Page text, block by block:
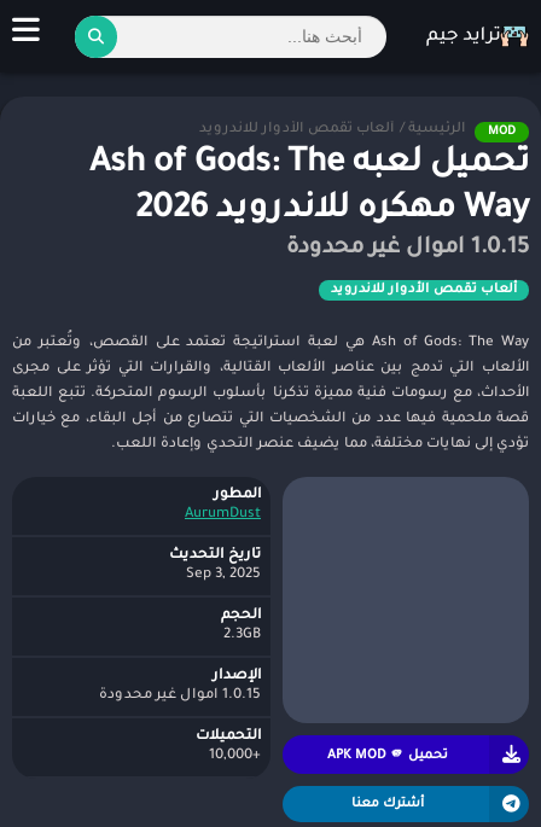
MOD الرئيسية / ألعاب تقمص الأدوار للاندرويد
تحميل لعبه Ash of Gods: The
Way مهكره للاندرويد 2026
1.0.15 اموال غير محدودة
ألعاب تقمص الأدوار للاندرويد
Ash of Gods: The Way هي لعبة استراتيجة تعتمد على القصص، وتُعتبر من
الألعاب التي تدمج بين عناصر الألعاب القتالية، والقرارات التي تؤثر على مجرى
الأحداث، مع رسومات فنية مميزة تذكرنا بأسلوب الرسوم المتحركة. تتبع اللعبة
قصة ملحمية فيها عدد من الشخصيات التي تتصارع من أجل البقاء، مع خيارات
تؤدي إلى نهايات مختلفة، مما يضيف عنصر التحدي وإعادة اللعب.
تحميل APK MOD 🫵
أشترك معنا
المطور
AurumDust‏
تاريخ التحديث
Sep 3, 2025
الحجم
2.3GB
الإصدار
1.0.15 اموال غير محدودة
التحميلات
+10,000